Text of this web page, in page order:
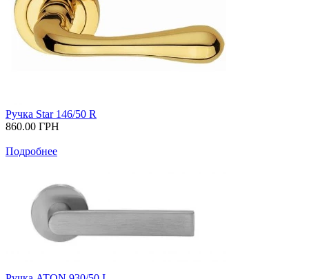
Ручка Star 146/50 R
860.00 ГРН
Подробнее